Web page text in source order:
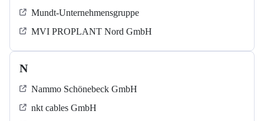
Mundt-Unternehmensgruppe
MVI PROPLANT Nord GmbH
N
Nammo Schönebeck GmbH
nkt cables GmbH